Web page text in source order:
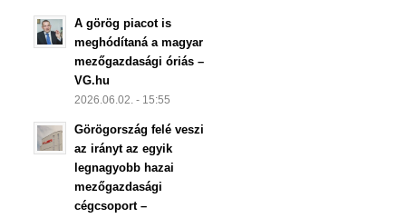
A görög piacot is
meghódítaná a magyar
mezőgazdasági óriás –
VG.hu
2026.06.02. - 15:55
Görögország felé veszi
az irányt az egyik
legnagyobb hazai
mezőgazdasági
cégcsoport –